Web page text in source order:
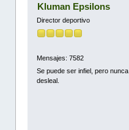
Kluman Epsilons
Director deportivo
Mensajes: 7582
Se puede ser infiel, pero nunca
desleal.